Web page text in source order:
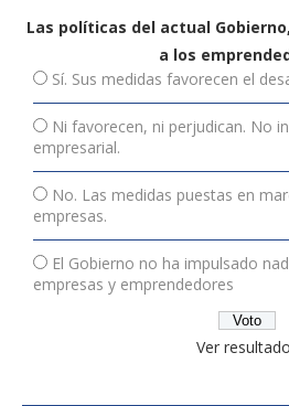
Las políticas del actual
a los
Sí. Sus medidas favorecen el
Ni favorecen, ni perjudican. No
empresarial.
No. Las medidas puestas en
empresas.
El Gobierno no ha impulsado
empresas y emprendedores
Ver